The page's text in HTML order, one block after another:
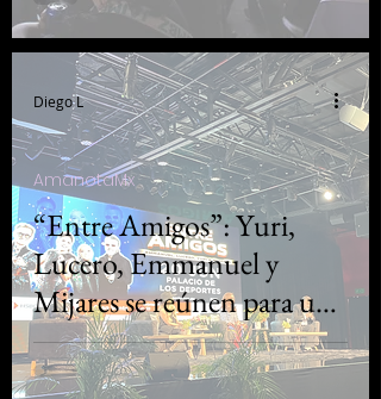
“Entre Amigos”: Yuri,
Lucero, Emmanuel y
Mijares se reúnen para una
noche histórica de música
y amistad
AmanotaMx
Diego L